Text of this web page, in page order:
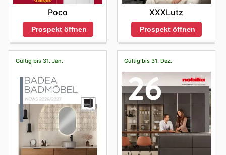
Poco
Prospekt öffnen
XXXLutz
Prospekt öffnen
Gültig bis 31. Jan. Gültig bis 31. Dez.